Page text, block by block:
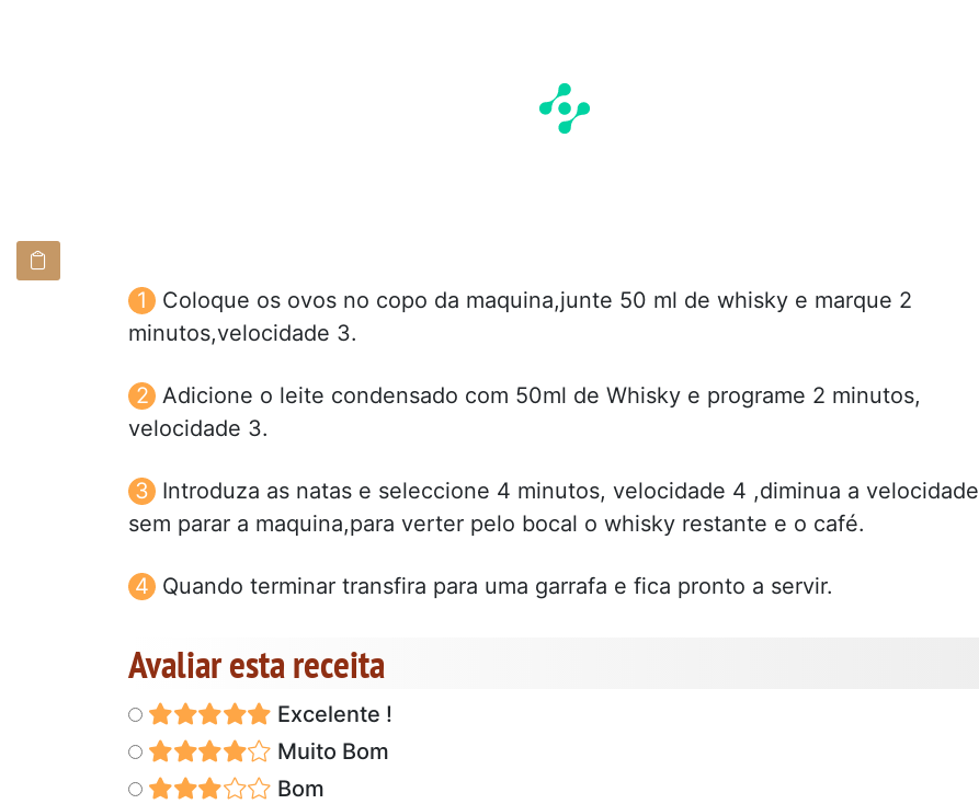
Coloque os ovos no copo da maquina,junte 50 ml de whisky e marque 2
minutos,velocidade 3.
Adicione o leite condensado com 50ml de Whisky e programe 2 minutos,
velocidade 3.
Introduza as natas e seleccione 4 minutos, velocidade 4 ,diminua a velocidade
sem parar a maquina,para verter pelo bocal o whisky restante e o café.
Quando terminar transfira para uma garrafa e fica pronto a servir.
Avaliar esta receita
Excelente !
Muito Bom
Bom